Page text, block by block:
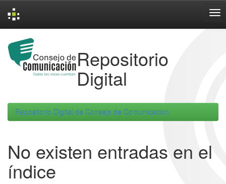
navigation
Repositorio
Digital
Repositorio Digital de Consejo de Comunicacion
No existen entradas en el
índice